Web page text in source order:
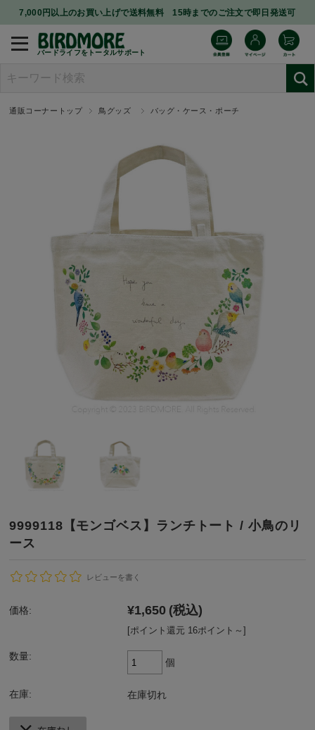
7,000円以上のお買い上げで送料無料 15時までのご注文で即日発送可
バードライフをトータルサポート
通販コーナートップ 鳥グッズ バッグ・ケース・ポーチ
9999118【モンゴベス】ランチトート / 小鳥のリ
ース
レビューを書く
価格: ¥1,650 (税込)
[ポイント還元 16ポイント～]
数量:
個
在庫: 在庫切れ